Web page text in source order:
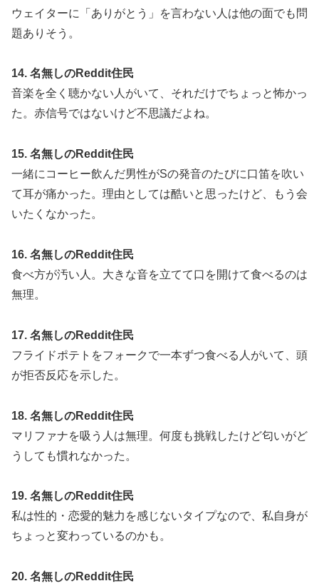
ウェイターに「ありがとう」を言わない人は他の面でも問
題ありそう。
14. 名無しのReddit住民
音楽を全く聴かない人がいて、それだけでちょっと怖かっ
た。赤信号ではないけど不思議だよね。
15. 名無しのReddit住民
一緒にコーヒー飲んだ男性がSの発音のたびに口笛を吹い
て耳が痛かった。理由としては酷いと思ったけど、もう会
いたくなかった。
16. 名無しのReddit住民
食べ方が汚い人。大きな音を立てて口を開けて食べるのは
無理。
17. 名無しのReddit住民
フライドポテトをフォークで一本ずつ食べる人がいて、頭
が拒否反応を示した。
18. 名無しのReddit住民
マリファナを吸う人は無理。何度も挑戦したけど匂いがど
うしても慣れなかった。
19. 名無しのReddit住民
私は性的・恋愛的魅力を感じないタイプなので、私自身が
ちょっと変わっているのかも。
20. 名無しのReddit住民